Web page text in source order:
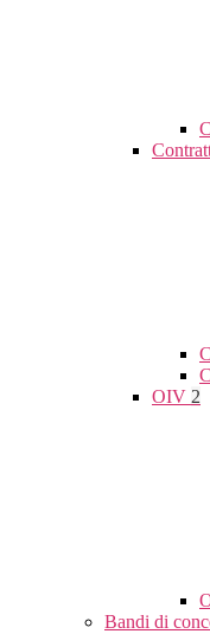
OIV 2
Bandi di